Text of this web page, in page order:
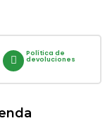
Política de
devoluciones